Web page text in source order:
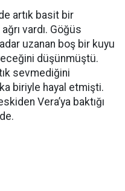
artık basit bir
vardı. Göğüs
uzanan boş bir kuyu
düşünmüştü.
sevmediğini
biriyle hayal etmişti.
Vera’ya baktığı